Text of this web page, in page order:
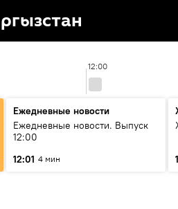
12:00
Ежедневные новости
Ежедневные новости. Выпуск
12:00
12:01 4 мин